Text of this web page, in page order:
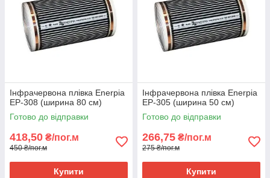
Інфрачервона плівка Enerpia
EP-308 (ширина 80 см)
Готово до відправки
418,50 ₴/пог.м
450 ₴/пог.м
Купити
Інфрачервона плівка Enerpia
EP-305 (ширина 50 см)
Готово до відправки
266,75 ₴/пог.м
275 ₴/пог.м
Купити